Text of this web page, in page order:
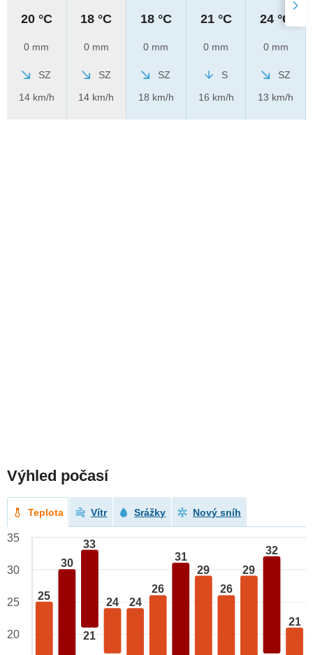
20 °C
0 mm
SZ
14 km/h
18 °C
0 mm
SZ
14 km/h
18 °C
0 mm
SZ
18 km/h
21 °C
0 mm
S
16 km/h
24 °C
0 mm
SZ
13 km/h
Výhled počasí
Teplota Vítr Srážky Nový sníh
25
30
33
21
24 24
26
31
29
26
29
32
21
35
30
25
20